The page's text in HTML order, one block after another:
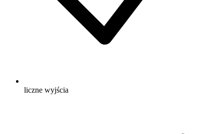
liczne wyjścia